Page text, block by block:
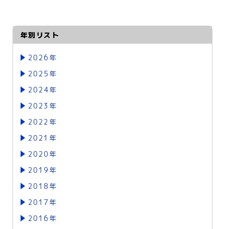
年別リスト
2026年
2025年
2024年
2023年
2022年
2021年
2020年
2019年
2018年
2017年
2016年